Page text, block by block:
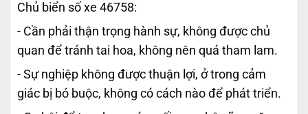
Chủ biển số xe 46758:
- Cần phải thận trọng hành sự, không được chủ
quan để tránh tai hoa, không nên quá tham lam.
- Sự nghiệp không được thuận lợi, ở trong cảm
giác bị bó buộc, không có cách nào để phát triển.